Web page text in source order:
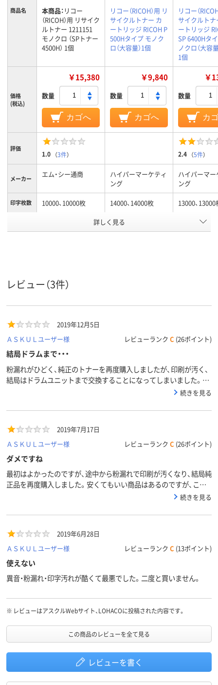
商品名 本商品： リコー
（RICOH）用 リサイク
ルトナー 1211151
モノクロ （SPトナー
4500H） 1個
リコー（RICOH）用 リ
サイクルトナー カ
ートリッジ RICOH P
500Hタイプ モノク
ロ（大容量）1個
リコー（
サイクルトナ
ートリッジ
SP 6400Hタ
ノクロ（大容
1個
価格
(税込)
￥15,380
数量
カゴへ
￥9,840
数量
カゴへ
￥
数量
カ
評価
1.0 （3件） 2.4 （5件）
メーカー エム・シー通商
ハイパーマーケティ
ング
ハイパーマ
ング
印字枚数 10000、10000枚 14000、14000枚 13000、13000
ブラック系 ブラック系
スコア
詳しく見る
レビュー（3件）
2019年12月5日
ＡＳＫＵＬユーザー様
レビューランク C (26ポイント)
結局ドラムまで・・・
粉漏れがひどく、純正のトナーを再度購入しましたが、印刷が汚く、
結局はドラムユニットまで交換することになってしまいました。や
続きを見る
2019年7月17日
ＡＳＫＵＬユーザー様
レビューランク C (26ポイント)
ダメですね
最初はよかったのですが、途中から粉漏れで印刷が汚くなり、結局純
正品を再度購入しました。安くてもいい商品はあるのですが、この
続きを見る
2019年6月28日
ＡＳＫＵＬユーザー様
レビューランク C (13ポイント)
使えない
異音・粉漏れ・印字汚れが酷くて最悪でした。二度と買いません。
※ レビューはアスクルWebサイト、LOHACOに投稿された内容です。
この商品のレビューを全て見る
レビューを書く